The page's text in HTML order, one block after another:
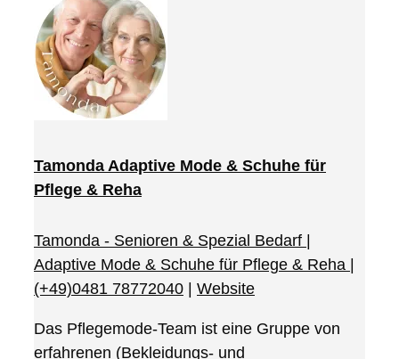
Tamonda Adaptive Mode & Schuhe für
Pflege & Reha
Tamonda - Senioren & Spezial Bedarf |
Adaptive Mode & Schuhe für Pflege & Reha |
(+49)0481 78772040 | Website
Das Pflegemode-Team ist eine Gruppe von
erfahrenen (Bekleidungs- und